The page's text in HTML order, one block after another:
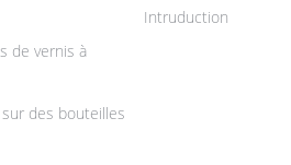
des bouteilles
de vernis à
Intruduction